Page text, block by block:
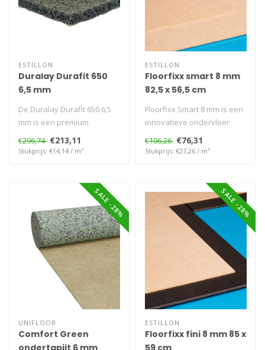
ESTILLON
Duralay Durafit 650
6,5 mm
De Duralay Durafit 650 6,5
mm is een premium
ondervloer voor intensief
gebruik. ..
€296,74 €213,11
Stukprijs: €14,14 / m²
ESTILLON
Floorfixx smart 8 mm
82,5 x 56,5 cm
Floorfixx Smart 8 mm is een
innovatieve ondervloer
voor PVC en tapijt. Met een
h..
€106,26 €76,31
Stukprijs: €27,26 / m²
SALE -28%
UNIFLOOR
Comfort Green
ondertapijt 6 mm
SALE -28%
ESTILLON
Floorfixx fini 8 mm 85 x
59 cm